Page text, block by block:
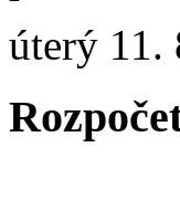
úterý 11.